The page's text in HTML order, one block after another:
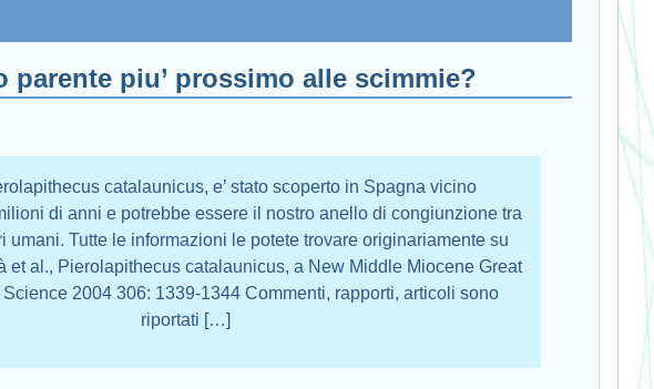
piu’ prossimo alle scimmie?
catalaunicus, e’ stato scoperto in Spagna vicino
di anni e potrebbe essere il nostro anello di congiunzione tra
umani. Tutte le informazioni le potete trovare originariamente su
et al., Pierolapithecus catalaunicus, a New Middle Miocene Great
2004 306: 1339-1344 Commenti, rapporti, articoli sono
riportati […]